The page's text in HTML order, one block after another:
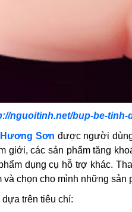
nguoitinh.net/bup-be-tinh-
Sơn được người
giới, các sản phẩm tăng
dụng cụ hỗ trợ khác.
chọn cho mình những sản
dựa trên tiêu chí: